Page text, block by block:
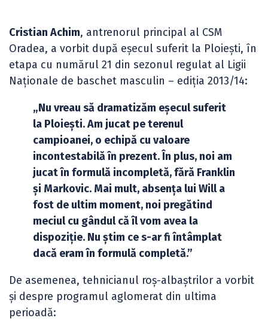
Cristian Achim, antrenorul principal al CSM
Oradea, a vorbit după eșecul suferit la Ploiești, în
etapa cu numărul 21 din sezonul regulat al Ligii
Naționale de baschet masculin – ediția 2013/14:
„Nu vreau să dramatizăm eșecul suferit
la Ploiești. Am jucat pe terenul
campioanei, o echipă cu valoare
incontestabilă în prezent. În plus, noi am
jucat în formulă incompletă, fără Franklin
și Markovic. Mai mult, absența lui Will a
fost de ultim moment, noi pregătind
meciul cu gândul că îl vom avea la
dispoziție. Nu știm ce s-ar fi întâmplat
dacă eram în formulă completă.”
De asemenea, tehnicianul roș-albaștrilor a vorbit
și despre programul aglomerat din ultima
perioadă: